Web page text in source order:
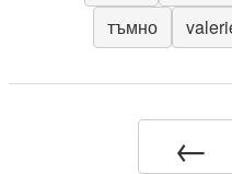
тъмно
←